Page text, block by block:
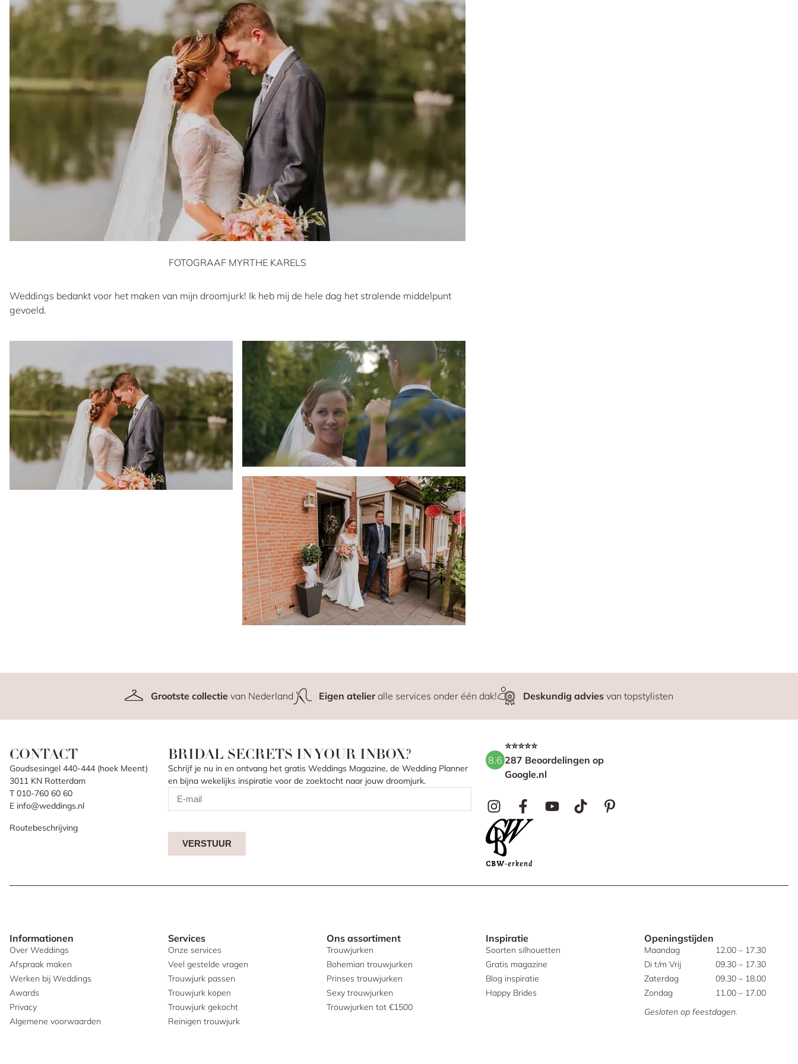
FOTOGRAAF MYRTHE KARELS
Weddings bedankt voor het maken van mijn droomjurk! Ik heb mij de hele dag het stralende middelpunt
gevoeld.
Grootste collectievan Nederland Eigen atelieralle services onder één dak! Deskundig advies van topstylisten
CONTACT
Goudsesingel 440-444 (hoek Meent)
3011 KN Rotterdam
T 010-760 60 60
E info@weddings.nl
Routebeschrijving
BRIDAL SECRETS IN YOUR INBOX?
Schrijf je nu in en ontvang het gratis Weddings Magazine, de Wedding Planner
en bijna wekelijks inspiratie voor de zoektocht naar jouw droomjurk.
VERSTUUR
8.6
⭐⭐⭐⭐⭐
287 Beoordelingen op
Google.nl
Informationen
Over Weddings
Afspraak maken
Werken bij Weddings
Awards
Privacy
Algemene voorwaarden
Services
Onze services
Veel gestelde vragen
Trouwjurk passen
Trouwjurk kopen
Trouwjurk gekocht
Reinigen trouwjurk
Ons assortiment
Trouwjurken
Bohemian trouwjurken
Prinses trouwjurken
Sexy trouwjurken
Trouwjurken tot €1500
Inspiratie
Soorten silhouetten
Gratis magazine
Blog inspiratie
Happy Brides
Openingstijden
Maandag
12.00 – 17.30
Di t/m Vrij
09.30 – 17.30
Zaterdag
09.30 – 18.00
Zondag
11.00 – 17.00
Gesloten op feestdagen.